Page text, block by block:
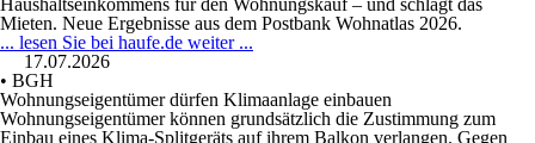
Haushaltseinkommens für den Wohnungskauf – und schlägt das
Mieten. Neue Ergebnisse aus dem Postbank Wohnatlas 2026.
... lesen Sie bei haufe.de weiter ...
17.07.2026
• BGH
Wohnungseigentümer dürfen Klimaanlage einbauen
Wohnungseigentümer können grundsätzlich die Zustimmung zum
Einbau eines Klima-Splitgeräts auf ihrem Balkon verlangen. Gegen